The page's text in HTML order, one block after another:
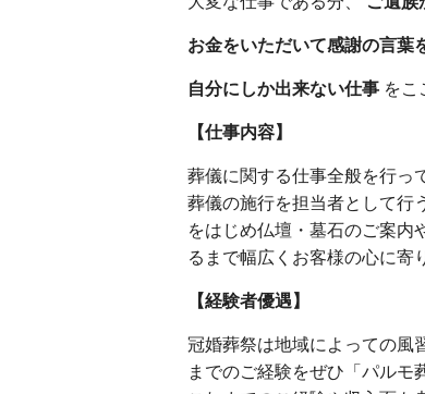
お金をいただいて感謝の言葉
自分にしか出来ない仕事 をこ
【仕事内容】
葬儀に関する仕事全般を行っ
葬儀の施行を担当者として行
をはじめ仏壇・墓石のご案内
るまで幅広くお客様の心に寄
【経験者優遇】
冠婚葬祭は地域によっての風
までのご経験をぜひ「パルモ